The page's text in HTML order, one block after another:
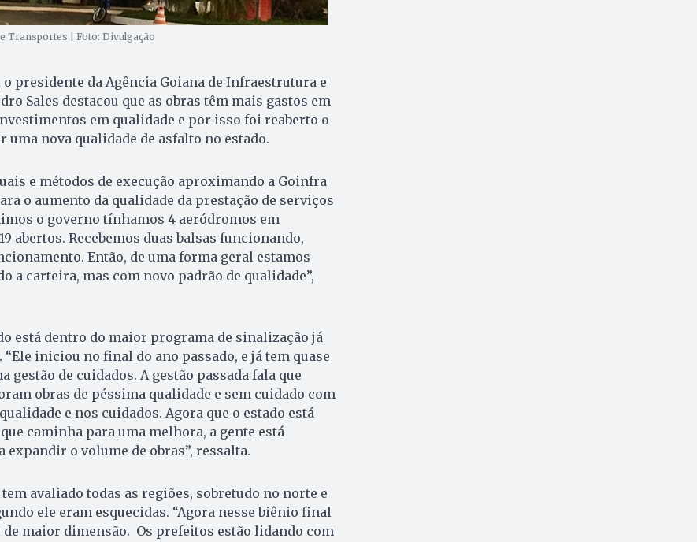
Transportes | Foto: Divulgação
presidente da Agência Goiana de Infraestrutura e
Sales destacou que as obras têm mais gastos em
em qualidade e por isso foi reaberto o
nova qualidade de asfalto no estado.
e métodos de execução aproximando a Goinfra
o aumento da qualidade da prestação de serviços
o governo tínhamos 4 aeródromos em
abertos. Recebemos duas balsas funcionando,
Então, de uma forma geral estamos
a carteira, mas com novo padrão de qualidade”,
está dentro do maior programa de sinalização já
iniciou no final do ano passado, e já tem quase
gestão de cuidados. A gestão passada fala que
obras de péssima qualidade e sem cuidado com
e nos cuidados. Agora que o estado está
caminha para uma melhora, a gente está
o volume de obras”, ressalta.
avaliado todas as regiões, sobretudo no norte e
ele eram esquecidas. “Agora nesse biênio final
maior dimensão. Os prefeitos estão lidando com